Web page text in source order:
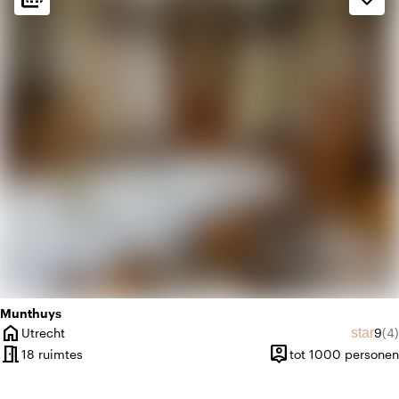
Munthuys
home
Plaats
Utrecht star9(4)
meeting_room18 ruimtes person_pin
Capaciteit
tot 1000 personen
factory
Industrieel